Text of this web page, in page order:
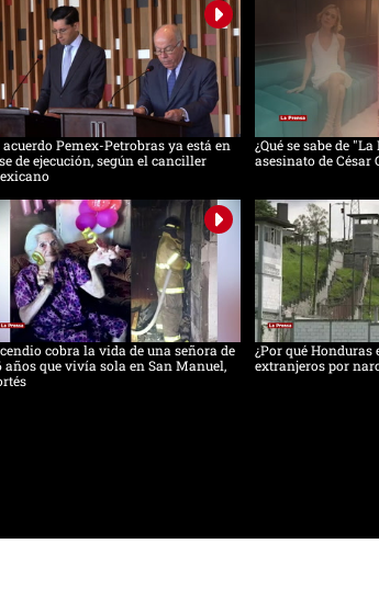
acuerdo Pemex-Petrobras ya está en
de ejecución, según el canciller
¿Qué se sabe de
asesinato de César
cobra la vida de una señora de
años que vivía sola en San Manuel,
¿Por qué Honduras
extranjeros por